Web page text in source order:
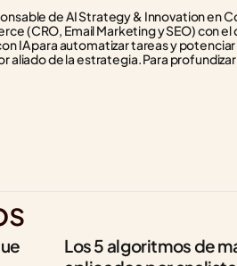
de AI Strategy & Innovation en
(CRO, Email Marketing y SEO) con
IA para automatizar tareas y
aliado de la estrategia. Para
Los 5 algoritmos de